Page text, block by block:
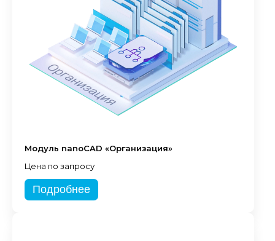
Модуль nanoCAD «Организация»
Цена по запросу
Подробнее